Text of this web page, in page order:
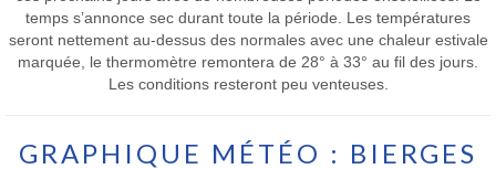
temps s’annonce sec durant toute la période. Les températures
seront nettement au-dessus des normales avec une chaleur estivale
marquée, le thermomètre remontera de 28° à 33° au fil des jours.
Les conditions resteront peu venteuses.
GRAPHIQUE MÉTÉO : BIERGES